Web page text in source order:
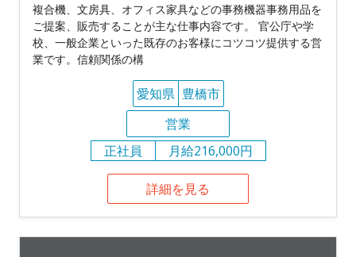
複合機、文房具、オフィス家具などの事務機器事務用品を
ご提案、販売することが主な仕事内容です。 官公庁や学
校、一般企業といった既存のお客様にコツコツ提供する営
業です。信頼関係の構
愛知県 豊橋市
営業
正社員
月給216,000円
詳細を見る